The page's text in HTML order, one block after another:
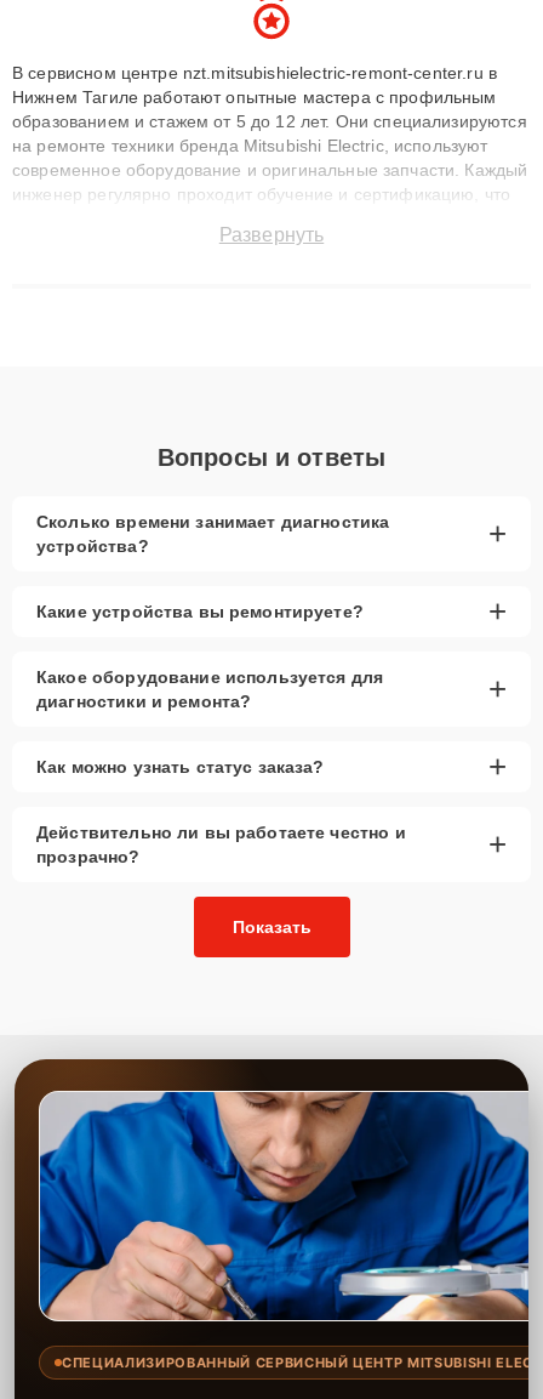
В сервисном центре nzt.mitsubishielectric-remont-center.ru в
Нижнем Тагиле работают опытные мастера с профильным
образованием и стажем от 5 до 12 лет. Они специализируются
на ремонте техники бренда Mitsubishi Electric, используют
современное оборудование и оригинальные запчасти. Каждый
инженер регулярно проходит обучение и сертификацию, что
восстанавливать технику с сохранением гарантии до 3 лет.
Развернуть
Вопросы и ответы
Сколько времени занимает диагностика
устройства?
+
Какие устройства вы ремонтируете? +
Какое оборудование используется для
диагностики и ремонта?
+
Как можно узнать статус заказа? +
Действительно ли вы работаете честно и
прозрачно?
+
Показать
СПЕЦИАЛИЗИРОВАННЫЙ СЕРВИСНЫЙ ЦЕНТР MITSUBISHI